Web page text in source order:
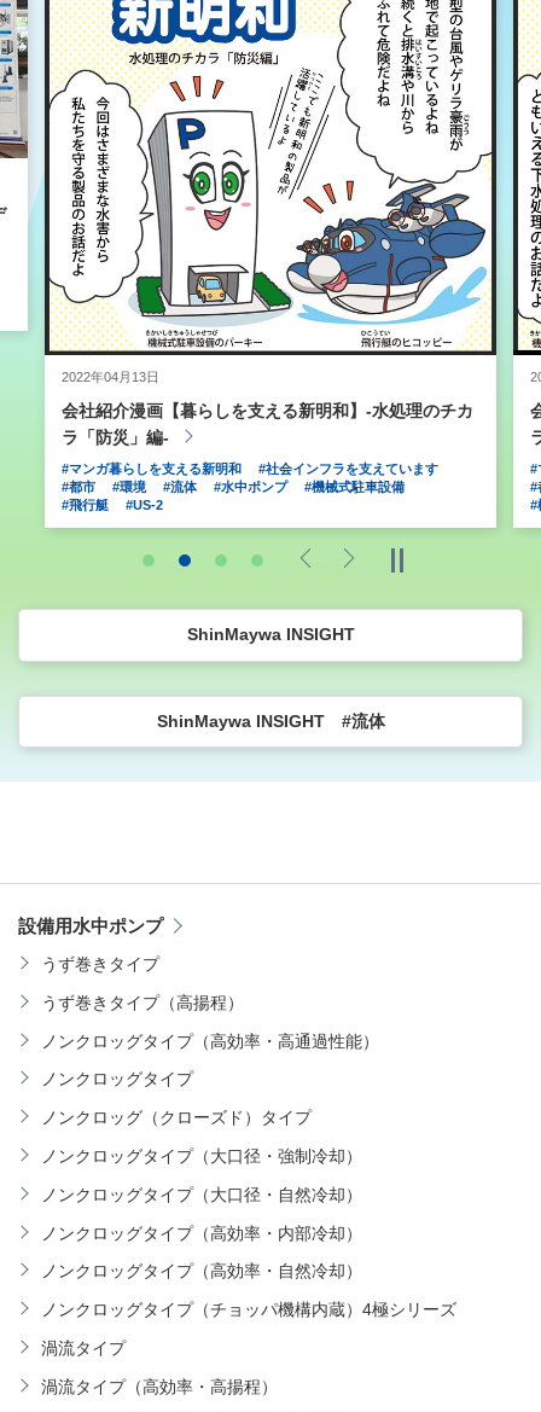
2022年04月13日
会社紹介漫画【暮らしを支える新明和】-水処理のチカ
ラ「防災」編-
#マンガ暮らしを支える新明和
#社会インフラを支えています
#都市
#環境 #流体 #水中ポンプ
#機械式駐車設備
#飛行艇
#US-2
#
#
#
Previous
ShinMaywa INSIGHT
ShinMaywa INSIGHT #流体
設備用水中ポンプ
うず巻きタイプ
うず巻きタイプ（高揚程）
ノンクロッグタイプ（高効率・高通過性能）
ノンクロッグタイプ
ノンクロッグ（クローズド）タイプ
ノンクロッグタイプ（大口径・強制冷却）
ノンクロッグタイプ（大口径・自然冷却）
ノンクロッグタイプ（高効率・内部冷却）
ノンクロッグタイプ（高効率・自然冷却）
ノンクロッグタイプ（チョッパ機構内蔵）4極シリーズ
渦流タイプ
渦流タイプ（高効率・高揚程）